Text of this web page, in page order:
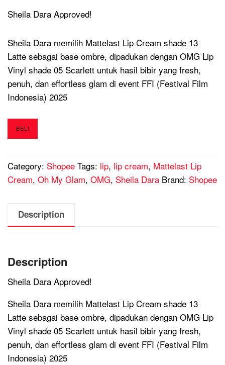
Sheila Dara Approved!
Sheila Dara memilih Mattelast Lip Cream shade 13
Latte sebagai base ombre, dipadukan dengan OMG Lip
Vinyl shade 05 Scarlett untuk hasil bibir yang fresh,
penuh, dan effortless glam di event FFI (Festival Film
Indonesia) 2025
BELI
Category: Shopee Tags: lip, lip cream, Mattelast Lip
Cream, Oh My Glam, OMG, Sheila Dara Brand: Shopee
Description
Description
Sheila Dara Approved!
Sheila Dara memilih Mattelast Lip Cream shade 13
Latte sebagai base ombre, dipadukan dengan OMG Lip
Vinyl shade 05 Scarlett untuk hasil bibir yang fresh,
penuh, dan effortless glam di event FFI (Festival Film
Indonesia) 2025